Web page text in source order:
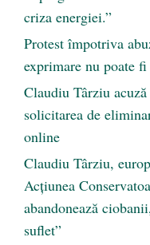
criza energiei.”
Protest împotriva
exprimare nu poate
Claudiu Târziu
solicitarea de
online
Claudiu Târziu,
Acțiunea
abandonează
suflet”